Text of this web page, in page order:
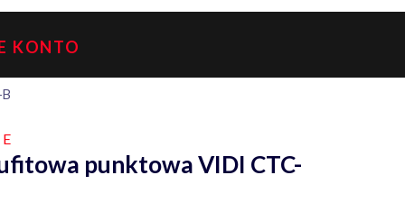
KONTO
punktowa VIDI CTC-